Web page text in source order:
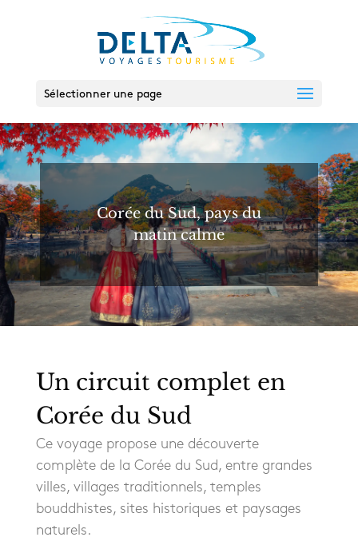
Sélectionner une page
Corée du Sud, pays du
matin calme
Un circuit complet en
Corée du Sud
Ce voyage propose une découverte
complète de la Corée du Sud, entre grandes
villes, villages traditionnels, temples
bouddhistes, sites historiques et paysages
naturels.